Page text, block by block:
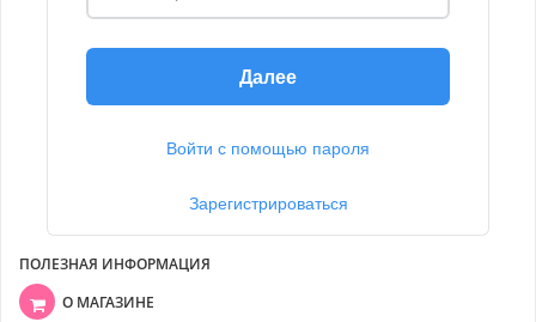
Далее
Войти с помощью пароля
Зарегистрироваться
ПОЛЕЗНАЯ ИНФОРМАЦИЯ
О МАГАЗИНЕ